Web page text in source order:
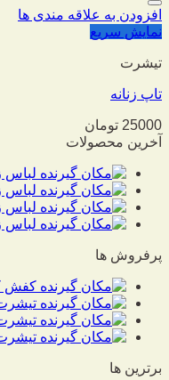
افزودن به علاقه مندی ها
نمایش سریع
تیشرت
تاپ زنانه
25000 تومان
آخرین محصولات
لباس
لباس
لباس
لباس
پرفروش ها
کفش
برترین ها